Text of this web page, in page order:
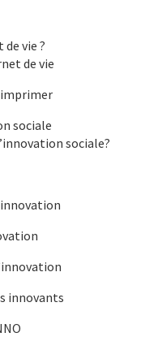
de vie ?
de vie
sociale
sociale?
innovants